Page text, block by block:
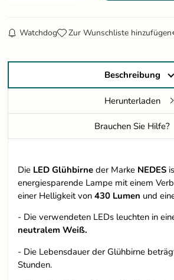
Watchdog Zur Wunschliste hinzufügen
Beschreibung
Herunterladen
Brauchen Sie Hilfe?
Die LED Glühbirne der Marke NEDES
energiesparende Lampe mit einem
einer Helligkeit von430 Lumen und
- Die verwendeten LEDs leuchten in
neutralem Weiß.
- Die Lebensdauer der Glühbirne
Stunden.